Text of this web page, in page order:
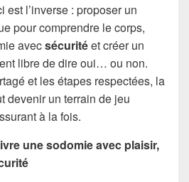
est l’inverse : proposer un
pour comprendre le corps,
avecsécuritéet créer un
libre de dire oui… ou non.
et les étapes respectées, la
devenir un terrain de jeu
à la fois.
une sodomie avec plaisir,